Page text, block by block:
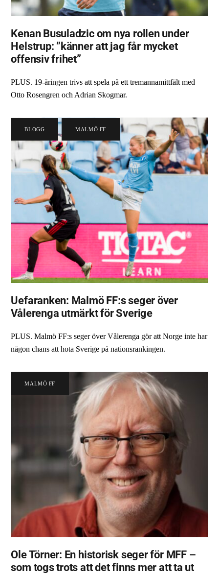
Kenan Busuladzic om nya rollen under
Helstrup: ”känner att jag får mycket
offensiv frihet”
PLUS. 19-åringen trivs att spela på ett tremannamittfält med
Otto Rosengren och Adrian Skogmar.
BLOGG MALMÖ FF
Uefaranken: Malmö FF:s seger över
Vålerenga utmärkt för Sverige
PLUS. Malmö FF:s seger över Vålerenga gör att Norge inte har
någon chans att hota Sverige på nationsrankingen.
MALMÖ FF
Ole Törner: En historisk seger för MFF –
som togs trots att det finns mer att ta ut